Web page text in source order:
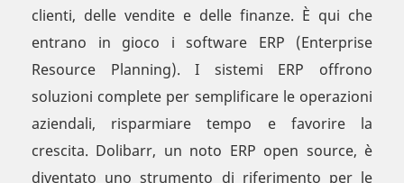
clienti, delle vendite e delle finanze. È qui che
entrano in gioco i software ERP (Enterprise
Resource Planning). I sistemi ERP offrono
soluzioni complete per semplificare le operazioni
aziendali, risparmiare tempo e favorire la
crescita. Dolibarr, un noto ERP open source, è
diventato uno strumento di riferimento per le